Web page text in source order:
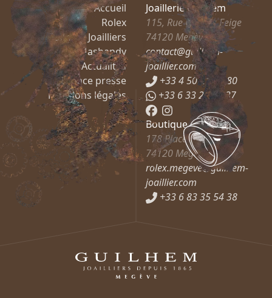
Accueil
Rolex
Guilhem Joailliers
Mashandy
Actualités
Espace presse
Mentions légales
Joaillerie Guilhem
115, Rue Charles Feige
74120 Megève
contact@guilhem-
joaillier.com
+33 4 50 21 66 80
+33 6 33 27 37 37
Boutique Rolex
178 Place de l’Église
74120 Megève
rolex.megeve@guilhem-
joaillier.com
+33 6 83 35 54 38